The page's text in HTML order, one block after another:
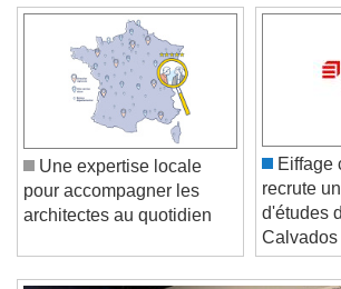
Video Player is loading.
Play Video
Play
Skip Backward
Skip
Unmute
Current Time0:00
/
Duration-:-
Loaded :0%
Stream Type
Seek to live, currently behind live
Remaining Time-0:00
Une expertise locale
pour accompagner les
Eiffage
recrute
d'études
Calvados